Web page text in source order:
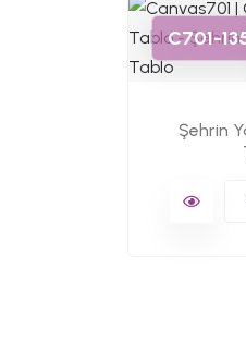
C701-
Şehrin